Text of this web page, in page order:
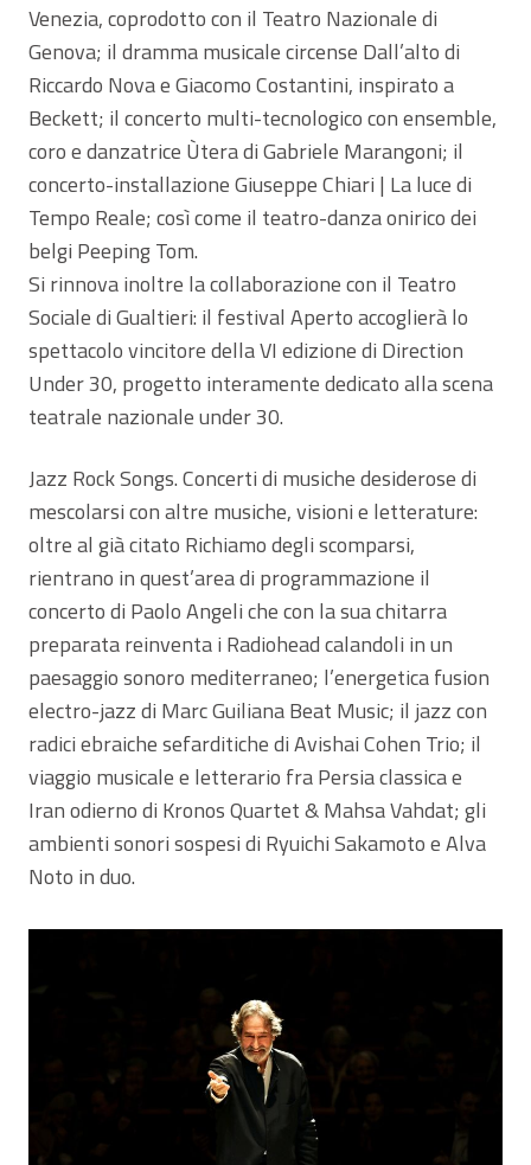
Venezia, coprodotto con il Teatro Nazionale di
Genova; il dramma musicale circense Dall’alto di
Riccardo Nova e Giacomo Costantini, inspirato a
Beckett; il concerto multi-tecnologico con ensemble,
coro e danzatrice Ùtera di Gabriele Marangoni; il
concerto-installazione Giuseppe Chiari | La luce di
Tempo Reale; così come il teatro-danza onirico dei
belgi Peeping Tom.
Si rinnova inoltre la collaborazione con il Teatro
Sociale di Gualtieri: il festival Aperto accoglierà lo
spettacolo vincitore della VI edizione di Direction
Under 30, progetto interamente dedicato alla scena
teatrale nazionale under 30.
Jazz Rock Songs. Concerti di musiche desiderose di
mescolarsi con altre musiche, visioni e letterature:
oltre al già citato Richiamo degli scomparsi,
rientrano in quest’area di programmazione il
concerto di Paolo Angeli che con la sua chitarra
preparata reinventa i Radiohead calandoli in un
paesaggio sonoro mediterraneo; l’energetica fusion
electro-jazz di Marc Guiliana Beat Music; il jazz con
radici ebraiche sefarditiche di Avishai Cohen Trio; il
viaggio musicale e letterario fra Persia classica e
Iran odierno di Kronos Quartet & Mahsa Vahdat; gli
ambienti sonori sospesi di Ryuichi Sakamoto e Alva
Noto in duo.